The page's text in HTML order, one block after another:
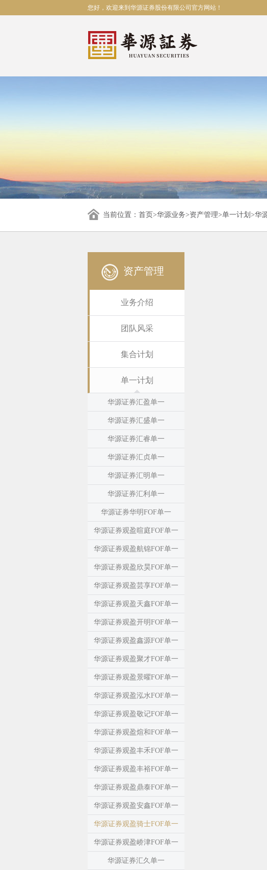
您好，欢迎来到华源证券股份有限公司官方网站！
当前位置： 首页>华源业务>资产管理>单一计划 >华
资产管理
业务介绍
团队风采
集合计划
单一计划
华源证券汇盈单一
华源证券汇盛单一
华源证券汇睿单一
华源证券汇贞单一
华源证券汇明单一
华源证券汇利单一
华源证券华明FOF单一
华源证券观盈暄庭FOF单一
华源证券观盈航锦FOF单一
华源证券观盈欣昊FOF单一
华源证券观盈芸享FOF单一
华源证券观盈天鑫FOF单一
华源证券观盈开明FOF单一
华源证券观盈鑫源FOF单一
华源证券观盈聚才FOF单一
华源证券观盈景曜FOF单一
华源证券观盈泓水FOF单一
华源证券观盈敬记FOF单一
华源证券观盈煊和FOF单一
华源证券观盈丰禾FOF单一
华源证券观盈丰裕FOF单一
华源证券观盈鼎泰FOF单一
华源证券观盈安鑫FOF单一
华源证券观盈骑士FOF单一
华源证券观盈峤津FOF单一
华源证券汇久单一